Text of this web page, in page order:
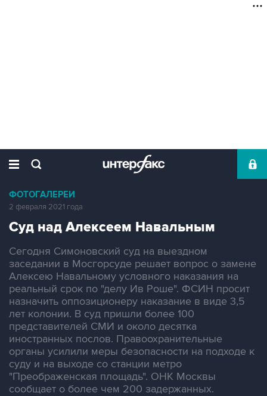
ФОТОГАЛЕРЕИ
2 февраля 2021 года
Суд над Алексеем Навальным
Сегодня Симоновский суд на выездном
заседании в Мосгорсуде решает вопрос о замене
Алексею Навальному условного наказания на
реальный срок по "делу Ив Роше". ФСИН просит
назначить оппозиционеру наказание в виде 3,5
лет колонии. В суд пришли более 100
представителей СМИ и около десятка
иностранных послов. Правоохранительные
органы усилили меры безопасности на подходе к
суду и на выходе со станции метро
"Преображенская площадь". ОНК Москвы
сообщает о более чем 200 задержанных.